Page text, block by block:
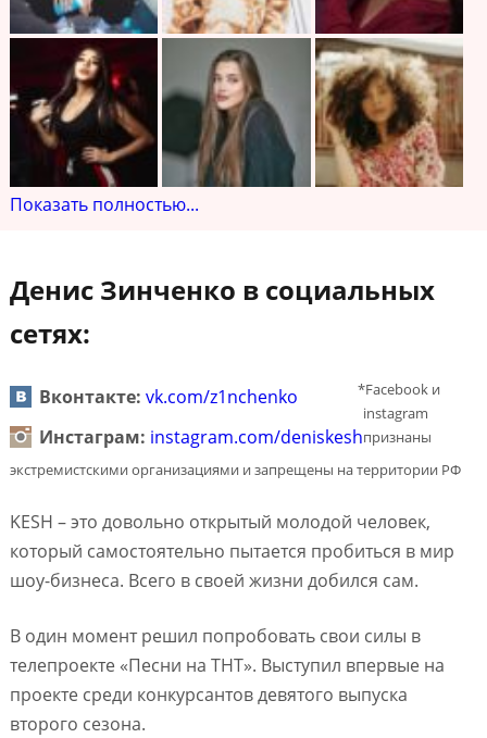
Показать полностью...
Денис Зинченко в социальных
сетях:
Вконтакте: vk.com/z1nchenko
Инстаграм: instagram.com/deniskesh
*Facebook и
instagram
признаны
экстремистскими организациями и запрещены на территории РФ
KESH – это довольно открытый молодой человек,
который самостоятельно пытается пробиться в мир
шоу-бизнеса. Всего в своей жизни добился сам.
В один момент решил попробовать свои силы в
телепроекте «Песни на ТНТ». Выступил впервые на
проекте среди конкурсантов девятого выпуска
второго сезона.